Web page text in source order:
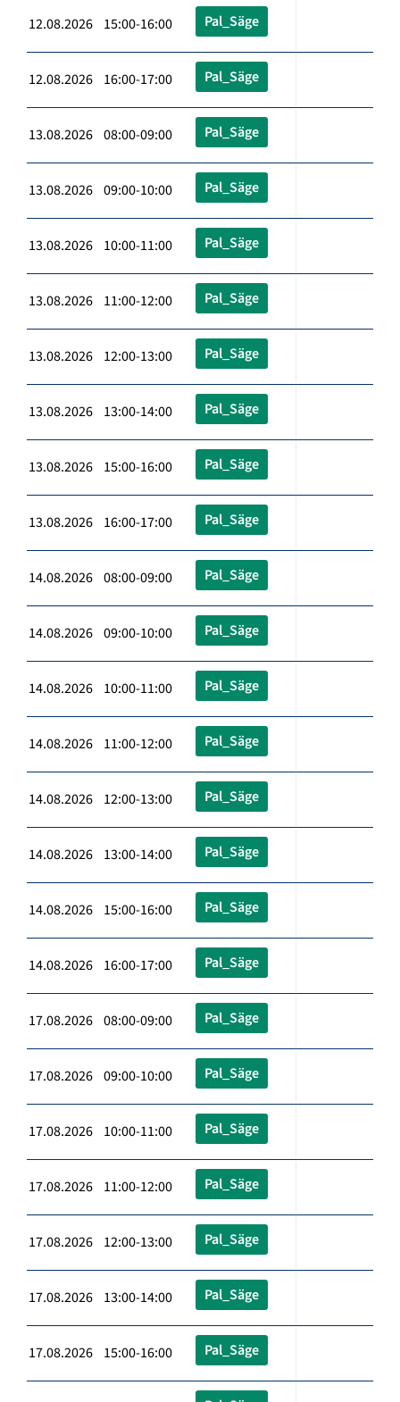
12.08.2026 15:00-16:00 Pal_Säge
12.08.2026 16:00-17:00 Pal_Säge
13.08.2026 08:00-09:00 Pal_Säge
13.08.2026 09:00-10:00 Pal_Säge
13.08.2026 10:00-11:00 Pal_Säge
13.08.2026 11:00-12:00 Pal_Säge
13.08.2026 12:00-13:00 Pal_Säge
13.08.2026 13:00-14:00 Pal_Säge
13.08.2026 15:00-16:00 Pal_Säge
13.08.2026 16:00-17:00 Pal_Säge
14.08.2026 08:00-09:00 Pal_Säge
14.08.2026 09:00-10:00 Pal_Säge
14.08.2026 10:00-11:00 Pal_Säge
14.08.2026 11:00-12:00 Pal_Säge
14.08.2026 12:00-13:00 Pal_Säge
14.08.2026 13:00-14:00 Pal_Säge
14.08.2026 15:00-16:00 Pal_Säge
14.08.2026 16:00-17:00 Pal_Säge
17.08.2026 08:00-09:00 Pal_Säge
17.08.2026 09:00-10:00 Pal_Säge
17.08.2026 10:00-11:00 Pal_Säge
17.08.2026 11:00-12:00 Pal_Säge
17.08.2026 12:00-13:00 Pal_Säge
17.08.2026 13:00-14:00 Pal_Säge
17.08.2026 15:00-16:00 Pal_Säge